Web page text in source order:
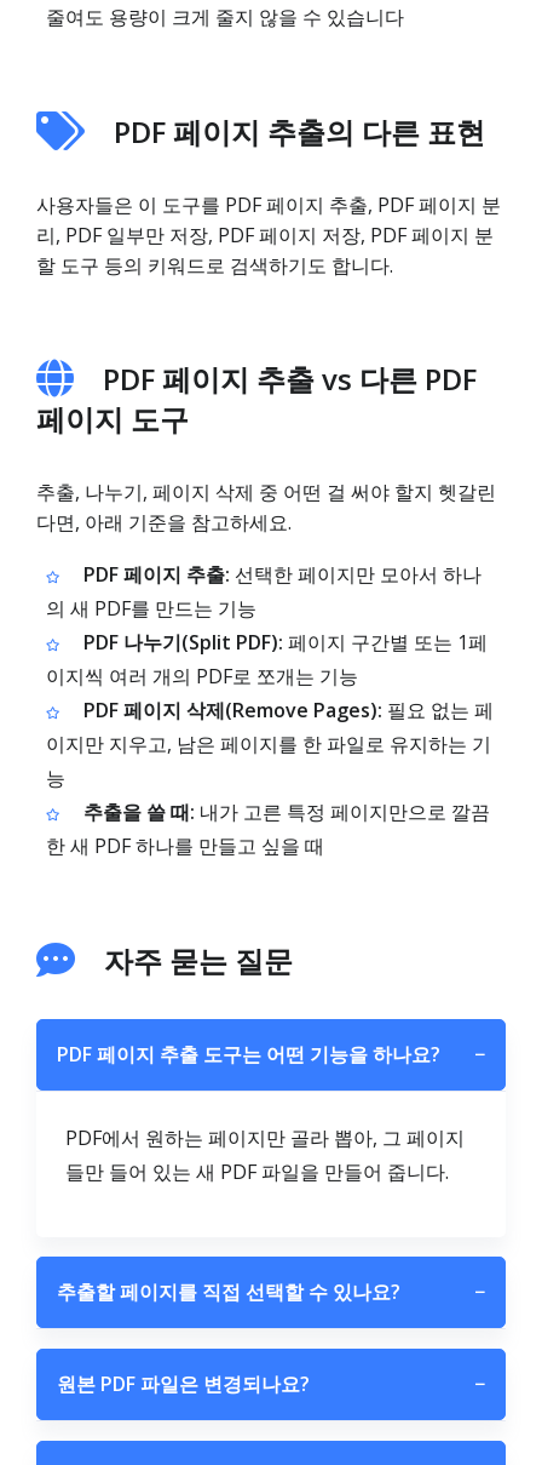
줄여도 용량이 크게 줄지 않을 수 있습니다
PDF 페이지 추출의 다른 표현
사용자들은 이 도구를 PDF 페이지 추출, PDF 페이지 분
리, PDF 일부만 저장, PDF 페이지 저장, PDF 페이지 분
할 도구 등의 키워드로 검색하기도 합니다.
PDF 페이지 추출 vs 다른 PDF
페이지 도구
추출, 나누기, 페이지 삭제 중 어떤 걸 써야 할지 헷갈린
다면, 아래 기준을 참고하세요.
PDF 페이지 추출: 선택한 페이지만 모아서 하나
의 새 PDF를 만드는 기능
PDF 나누기(Split PDF): 페이지 구간별 또는 1페
이지씩 여러 개의 PDF로 쪼개는 기능
PDF 페이지 삭제(Remove Pages): 필요 없는 페
이지만 지우고, 남은 페이지를 한 파일로 유지하는 기
능
추출을 쓸 때: 내가 고른 특정 페이지만으로 깔끔
한 새 PDF 하나를 만들고 싶을 때
자주 묻는 질문
PDF 페이지 추출 도구는 어떤 기능을 하나요? −
PDF에서 원하는 페이지만 골라 뽑아, 그 페이지
들만 들어 있는 새 PDF 파일을 만들어 줍니다.
추출할 페이지를 직접 선택할 수 있나요? −
원본 PDF 파일은 변경되나요? −